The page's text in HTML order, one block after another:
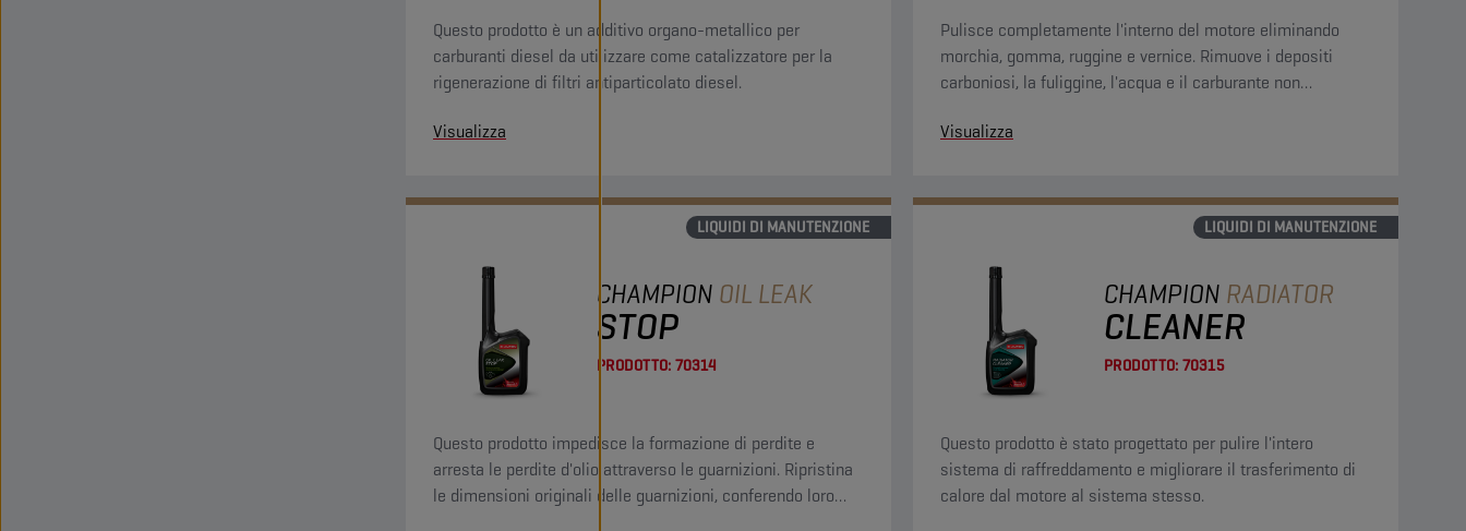
Questo prodotto è un additivo organo-metallico per
carburanti diesel da utilizzare come catalizzatore per la
rigenerazione di filtri antiparticolato diesel.
Visualizza
Pulisce completamente l'interno del motore eliminando
morchia, gomma, ruggine e vernice. Rimuove i depositi
carboniosi, la fuliggine, l'acqua e il carburante non
gas di scarico.
Visualizza
LIQUIDI DI MANUTENZIONE
CHAMPION OIL LEAK
STOP
PRODOTTO: 70314
Questo prodotto impedisce la formazione di perdite e
arresta le perdite d'olio attraverso le guarnizioni. Ripristina
le dimensioni originali delle guarnizioni, conferendo loro
LIQUIDI DI MANUTENZIONE
CHAMPION RADIATOR
CLEANER
PRODOTTO: 70315
Questo prodotto è stato progettato per pulire l'intero
sistema di raffreddamento e migliorare il trasferimento di
calore dal motore al sistema stesso.